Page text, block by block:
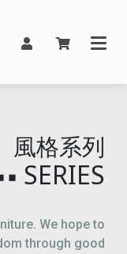
風格系列
SERIES
We hope to
through good